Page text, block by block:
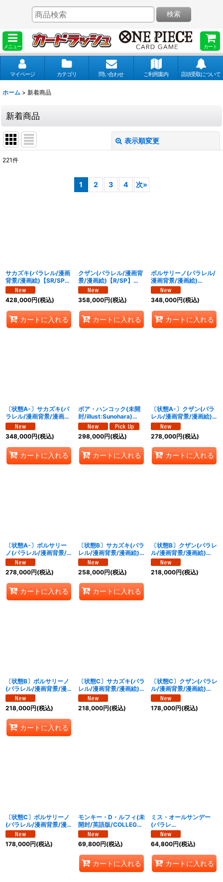
メニュー カート
検索
マイページ カテゴリ 問い合わせ ご利用案内 店頭受取について
ホーム > 新着商品
新着商品
表示順変更
221件
1 2 3 4 次»
サカズキ(パラレル/漫画
背景/漫画絵)【SR/SP】
{OP16-065}
428,000円(税込)
カートに入れる
クザン(パラレル/漫画背
景/漫画絵)【R/SP】
{OP16-063}
358,000円(税込)
カートに入れる
ボルサリーノ(パラレル/
漫画背景/漫画絵)
【R/SP】{OP16-073}
348,000円(税込)
カートに入れる
〔状態A-〕サカズキ(パ
ラレル/漫画背景/漫画
絵)【SR/SP】{OP16-
065}
348,000円(税込)
カートに入れる
ボア・ハンコック(未開
封/illust:Sunohara)
【SR】{OP16-032}
298,000円(税込)
カートに入れる
〔状態A-〕クザン(パラ
レル/漫画背景/漫画絵)
【R/SP】{OP16-063}
278,000円(税込)
カートに入れる
〔状態A-〕ボルサリー
ノ(パラレル/漫画背景/
漫画絵)【R/SP】
{OP16-073}
278,000円(税込)
カートに入れる
〔状態B〕サカズキ(パラ
レル/漫画背景/漫画絵)
【SR/SP】{OP16-065}
258,000円(税込)
カートに入れる
〔状態B〕クザン(パラレ
ル/漫画背景/漫画絵)
【R/SP】{OP16-063}
218,000円(税込)
〔状態B〕ボルサリーノ
(パラレル/漫画背景/漫
画絵)【R/SP】{OP16-
073}
218,000円(税込)
カートに入れる
〔状態C〕サカズキ(パラ
レル/漫画背景/漫画絵)
【SR/SP】{OP16-065}
218,000円(税込)
〔状態C〕クザン(パラレ
ル/漫画背景/漫画絵)
【R/SP】{OP16-063}
178,000円(税込)
〔状態C〕ボルサリーノ
(パラレル/漫画背景/漫
画絵)【R/SP】{OP16-
073}
178,000円(税込)
モンキー・D・ルフィ(未
開封/英語版/COLLEGE
BASKETBALL US
VOYAGE)【P】{P-
055}
69,800円(税込)
カートに入れる
ミス・オールサンデー
(パラレ
ル/SP/illust:Sunohara)
【SP】{OP14-
084[OP16]}
64,800円(税込)
カートに入れる